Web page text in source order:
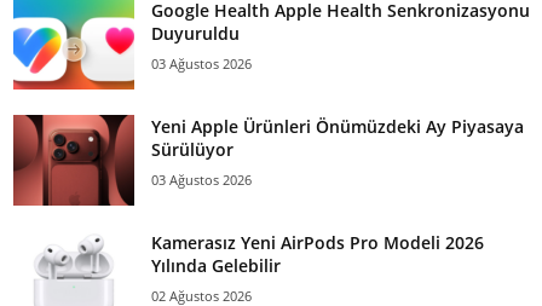
Google Health Apple Health Senkronizasyonu
Duyuruldu
03 Ağustos 2026
Yeni Apple Ürünleri Önümüzdeki Ay Piyasaya
Sürülüyor
03 Ağustos 2026
Kamerasız Yeni AirPods Pro Modeli 2026
Yılında Gelebilir
02 Ağustos 2026